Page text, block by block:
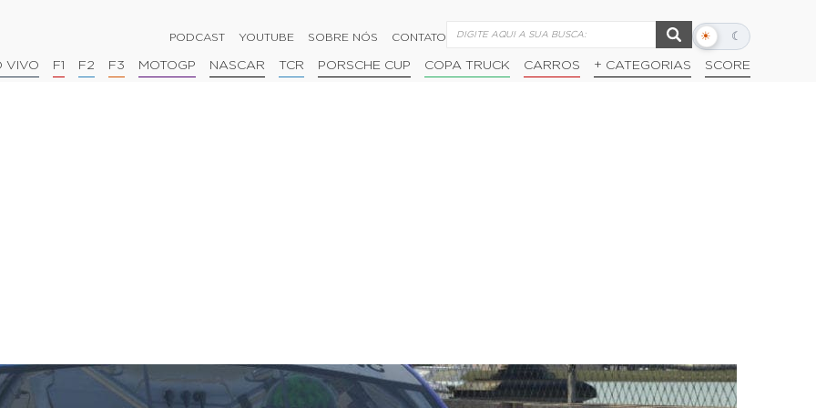
PODCAST YOUTUBE SOBRE NÓS CONTATO ☀ ☾
Alternar
escuro
VIVO F1 F2 F3 MOTOGP NASCAR TCR PORSCHE CUP COPA TRUCK CARROS + CATEGORIAS SCORE